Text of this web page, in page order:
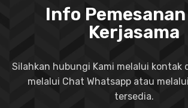
Info
Kerjasama
Silahkan hubungi Kami melalui kontak
melalui Chat Whatsapp atau
tersedia.